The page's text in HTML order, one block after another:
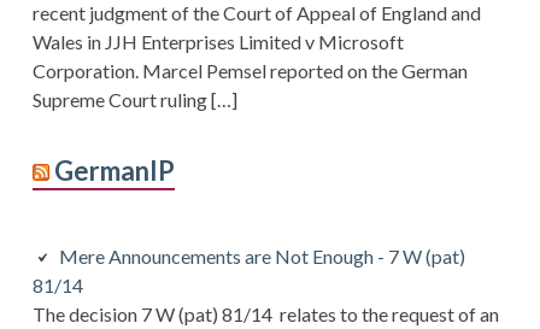
recent judgment of the Court of Appeal of England and
Wales in JJH Enterprises Limited v Microsoft
Corporation. Marcel Pemsel reported on the German
Supreme Court ruling […]
GermanIP
Mere Announcements are Not Enough - 7 W (pat)
81/14
The decision 7 W (pat) 81/14 relates to the request of an